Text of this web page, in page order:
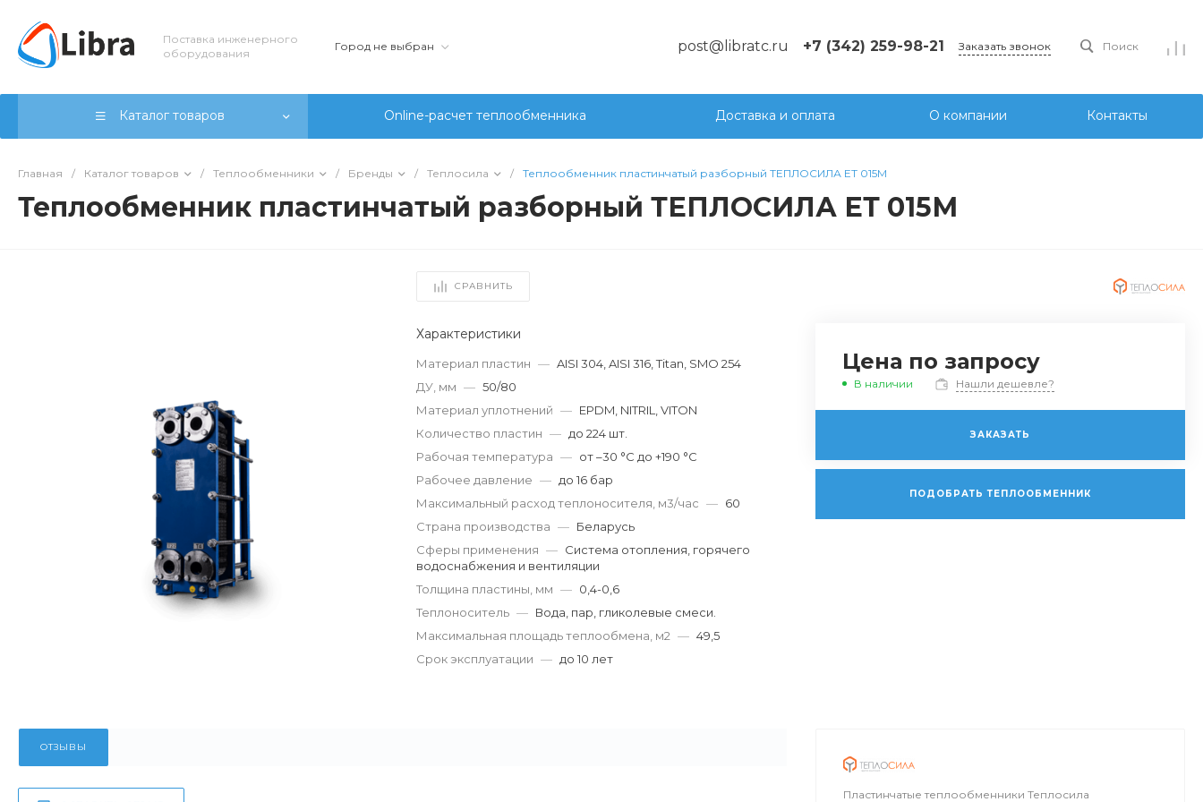
Поставка инженерного
оборудования
Город не выбран post@libratc.ru +7 (342) 259-98-21 Заказать звонок Поиск
Каталог товаров Online-расчет теплообменника Доставка и оплата О компании Контакты
Главная / Каталог товаров / Теплообменники / Бренды / Теплосила / Теплообменник пластинчатый разборный ТЕПЛОСИЛА ЕТ 015М
Теплообменник пластинчатый разборный ТЕПЛОСИЛА ЕТ 015М
СРАВНИТЬ
Характеристики
Материал пластин — AISI 304, AISI 316, Titan, SMO 254
ДУ, мм — 50/80
Материал уплотнений — EPDM, NITRIL, VITON
Количество пластин — до 224 шт.
Рабочая температура — от –30 °С до +190 °С
Рабочее давление — до 16 бар
Максимальный расход теплоносителя, м3/час — 60
Страна производства — Беларусь
Сферы применения — Система отопления, горячего
водоснабжения и вентиляции
Толщина пластины, мм — 0,4-0,6
Теплоноситель — Вода, пар, гликолевые смеси.
Максимальная площадь теплообмена, м2 — 49,5
Срок эксплуатации — до 10 лет
Цена по запросу
В наличии Нашли дешевле?
ЗАКАЗАТЬ
ПОДОБРАТЬ ТЕПЛООБМЕННИК
ОТЗЫВЫ
Пластинчатые теплообменники Теплосила